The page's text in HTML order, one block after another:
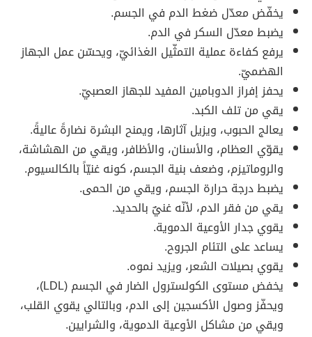
يخفّض معدّل ضغط الدم في الجسم.
يضبط معدّل السكر في الدم.
يرفع كفاءة عملية التمثّيل الغذائيّ، ويحسّن عمل الجهاز
الهضميّ.
يحفز إفراز الدوبامين المفيد للجهاز العصبيّ.
يقي من تلف الكبد.
يعالج الحبوب، ويزيل آثارها، ويمنح البشرة نضارةً عاليةً.
يقوّي العظام، والأسنان، والأظافر، ويقي من الهشاشة،
والروماتيزم، وضعف بنية الجسم، كونه غنيّاً بالكالسيوم.
يضبط درجة حرارة الجسم، ويقي من الحمى.
يقي من فقر الدم، لأنّه غنيٌ بالحديد.
يقوي جدار الأوعية الدموية.
يساعد على التئام الجروح.
يقوي بصيلات الشعر، ويزيد نموه.
يخفض مستوى الكولسترول الضار في الجسم (LDL)،
ويحفّز وصول الأكسجين إلى الدم، وبالتالي يقوي القلب،
ويقي من مشاكل الأوعية الدموية، والشرايين.